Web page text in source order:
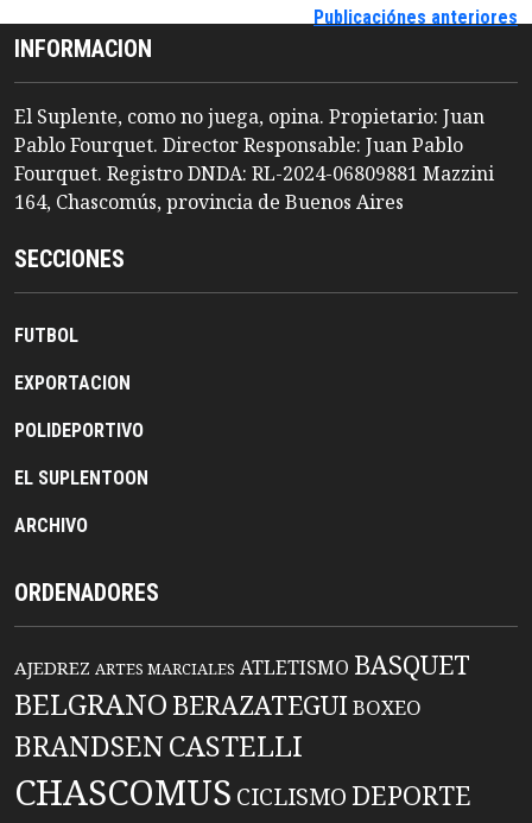
Publicaciónes anteriores
INFORMACION
El Suplente, como no juega, opina. Propietario: Juan
Pablo Fourquet. Director Responsable: Juan Pablo
Fourquet. Registro DNDA: RL-2024-06809881 Mazzini
164, Chascomús, provincia de Buenos Aires
SECCIONES
FUTBOL
EXPORTACION
POLIDEPORTIVO
EL SUPLENTOON
ARCHIVO
ORDENADORES
AJEDREZ ARTES MARCIALES ATLETISMO BASQUET
BELGRANO BERAZATEGUIBOXEO
BRANDSENCASTELLI
CHASCOMUS CICLISMO DEPORTE